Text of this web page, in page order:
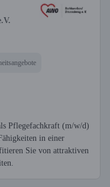
Pflegefachkraft (m/w/d)
in einer
Sie von attraktiven